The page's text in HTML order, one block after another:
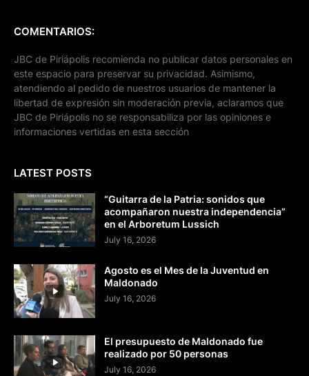
COMENTARIOS:
JBC de Piriápolis recomienda no publicar datos personales en
este espacio para preservar su privacidad. Asimismo,
atendiendo al pedido de nuestros usuarios de mantener la
libertad de expresión sin moderación previa, aclaramos que
JBC de Piriápolis no se responsabiliza por las opiniones e
informaciones vertidas en esta sección
LATEST POSTS
“Guitarra de la Patria: sonidos que
acompañaron nuestra independencia”
en el Arboretum Lussich
July 16, 2026
Agosto es el Mes de la Juventud en
Maldonado
July 16, 2026
El presupuesto de Maldonado fue
realizado por 50 personas
July 16, 2026